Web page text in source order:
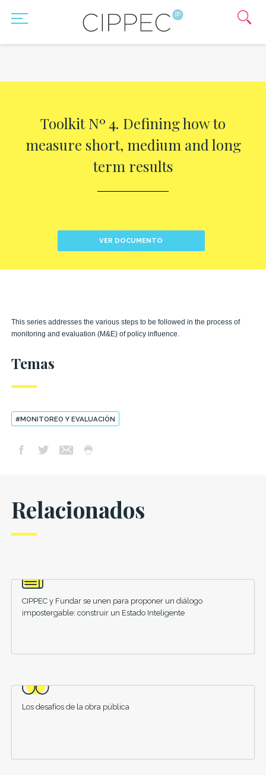
Toolkit Nº 4. Defining how to
measure short, medium and long
term results
VER DOCUMENTO
This series addresses the various steps to be followed in the process of
monitoring and evaluation (M&E) of policy influence.
Temas
#MONITOREO Y EVALUACIÓN
Relacionados
CIPPEC y Fundar se unen para proponer un diálogo
impostergable: construir un Estado Inteligente
Los desafíos de la obra pública